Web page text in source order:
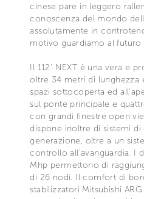
cinese pare in leggero
conoscenza del mondo
assolutamente in
motivo guardiamo al
Il 112’ NEXT è una vera e
oltre 34 metri di lunghezza
spazi sottocoperta ed
sul ponte principale e
con grandi finestre open
dispone inoltre di sistemi
generazione, oltre a un
controllo all’avanguardia. I
Mhp permettono di
di 26 nodi. Il comfort di
stabilizzatori Mitsubishi